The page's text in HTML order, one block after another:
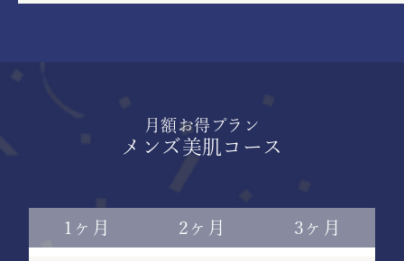
月額お得プラン
メンズ美肌コース
1ヶ月 2ヶ月 3ヶ月